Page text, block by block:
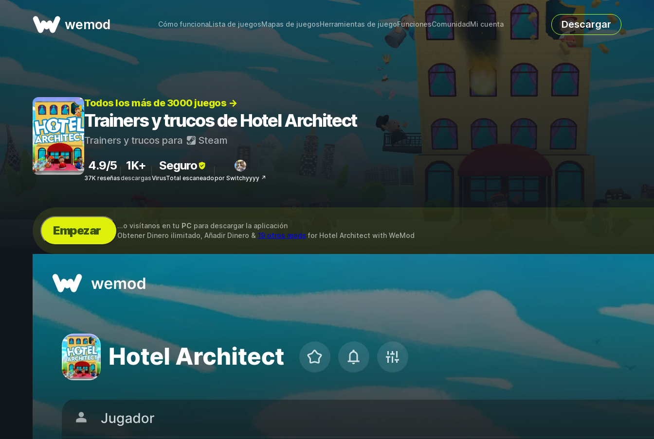
wemod Cómo funcionaLista de juegosMapas de juegosHerramientas de juegoFuncionesComunidadMi cuenta Descargar
Todos los más de 3000 juegos →
Trainers y trucos de Hotel Architect
Trainers y trucos para Steam
4.9/5
37K reseñas
1K+
descargas
Seguro
VirusTotal escaneadopor Switchyyyy ↗
Empezar ...o visítanos en tu PC para descargar la aplicación
Obtener Dinero ilimitado, Añadir Dinero & 19 otros mods for Hotel Architect with WeMod